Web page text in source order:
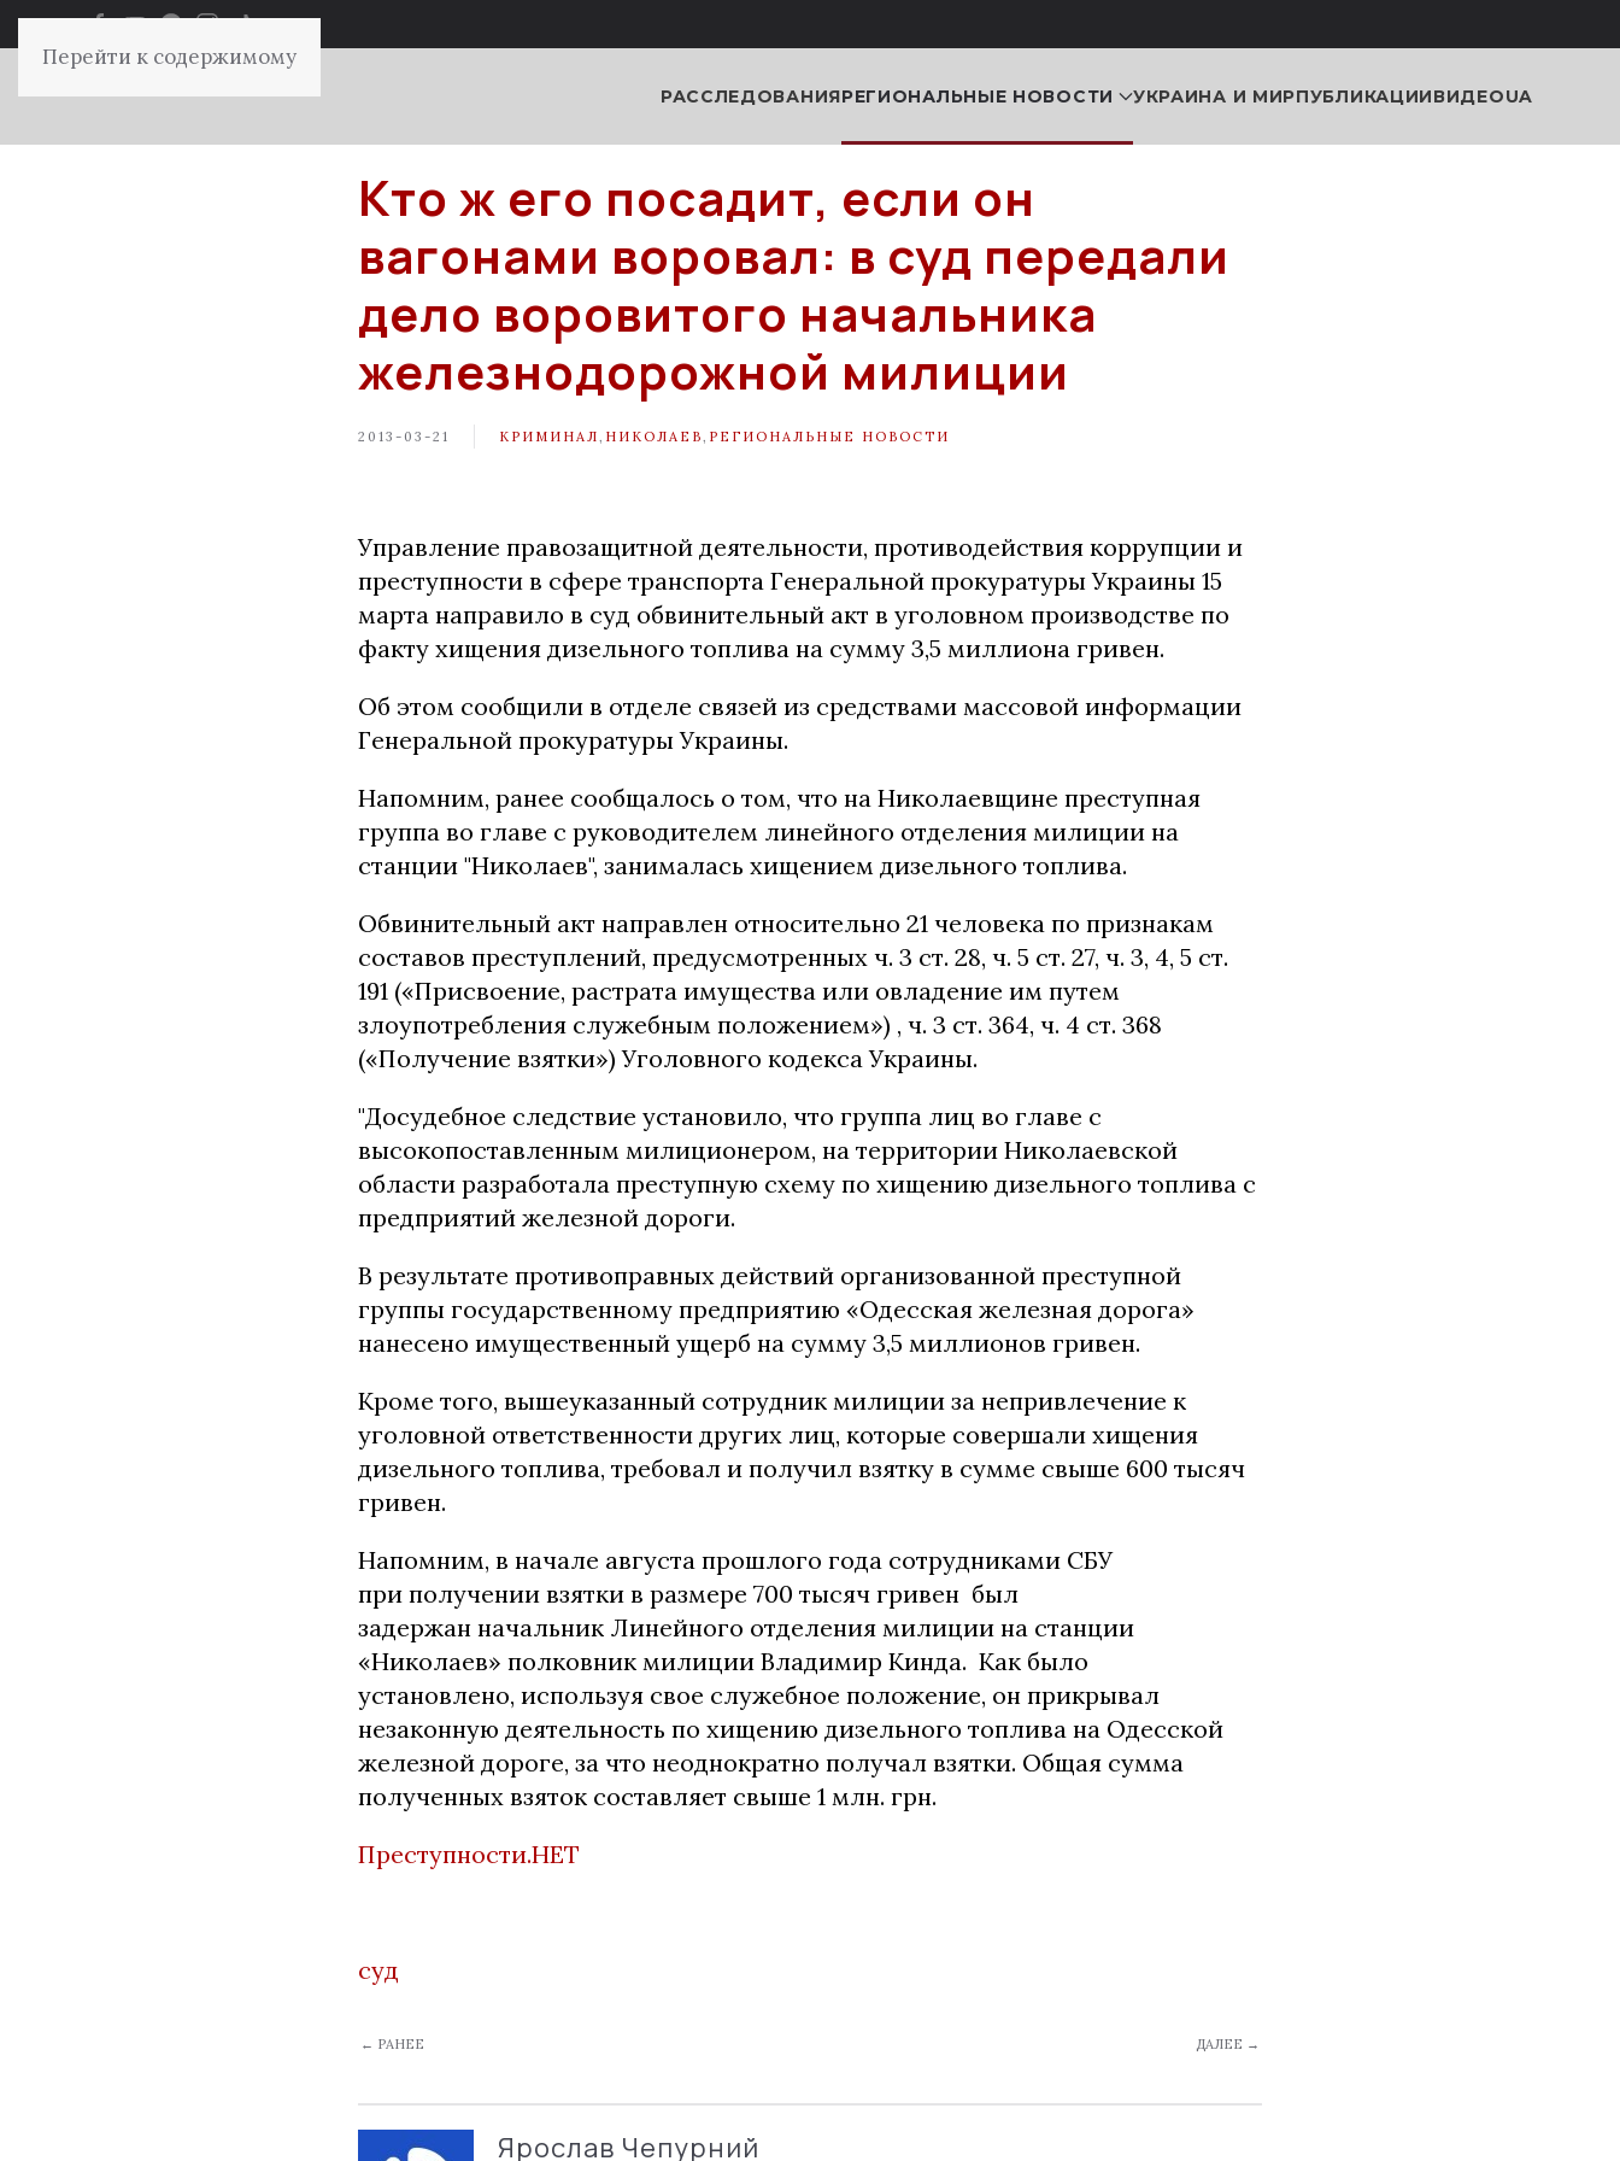
Перейти к содержимому
РАССЛЕДОВАНИЯРЕГИОНАЛЬНЫЕ НОВОСТИ УКРАИНА И МИРПУБЛИКАЦИИВИДЕОUA
Кто ж его посадит, если он
вагонами воровал: в суд передали
дело воровитого начальника
железнодорожной милиции
2013-03-21 КРИМИНАЛ НИКОЛАЕВ РЕГИОНАЛЬНЫЕ НОВОСТИ
Управление правозащитной деятельности, противодействия коррупции и
преступности в сфере транспорта Генеральной прокуратуры Украины 15
марта направило в суд обвинительный акт в уголовном производстве по
факту хищения дизельного топлива на сумму 3,5 миллиона гривен.
Об этом сообщили в отделе связей из средствами массовой информации
Генеральной прокуратуры Украины.
Напомним, ранее сообщалось о том, что на Николаевщине преступная
группа во главе с руководителем линейного отделения милиции на
станции "Николаев", занималась хищением дизельного топлива.
Обвинительный акт направлен относительно 21 человека по признакам
составов преступлений, предусмотренных ч. 3 ст. 28, ч. 5 ст. 27, ч. 3, 4, 5 ст.
191 («Присвоение, растрата имущества или овладение им путем
злоупотребления служебным положением») , ч. 3 ст. 364, ч. 4 ст. 368
(«Получение взятки») Уголовного кодекса Украины.
"Досудебное следствие установило, что группа лиц во главе с
высокопоставленным милиционером, на территории Николаевской
области разработала преступную схему по хищению дизельного топлива с
предприятий железной дороги.
В результате противоправных действий организованной преступной
группы государственному предприятию «Одесская железная дорога»
нанесено имущественный ущерб на сумму 3,5 миллионов гривен.
Кроме того, вышеуказанный сотрудник милиции за непривлечение к
уголовной ответственности других лиц, которые совершали хищения
дизельного топлива, требовал и получил взятку в сумме свыше 600 тысяч
гривен.
Напомним, в начале августа прошлого года сотрудниками СБУ
при получении взятки в размере 700 тысяч гривен был
задержан начальник Линейного отделения милиции на станции
«Николаев» полковник милиции Владимир Кинда. Как было
установлено, используя свое служебное положение, он прикрывал
незаконную деятельность по хищению дизельного топлива на Одесской
железной дороге, за что неоднократно получал взятки. Общая сумма
полученных взяток составляет свыше 1 млн. грн.
Преступности.НЕТ
суд
← РАНЕЕ ДАЛЕЕ →
Ярослав Чепурний